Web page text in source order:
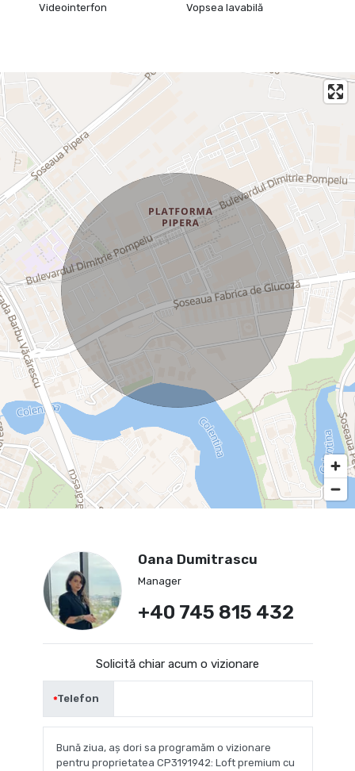
Videointerfon Vopsea lavabilă
Oana Dumitrascu
Manager
+40 745 815 432
Solicită chiar acum o vizionare
Telefon